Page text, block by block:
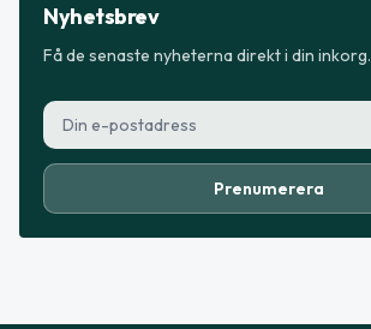
Nyhetsbrev
Få de senaste nyheterna direkt i din inkorg.
Prenumerera